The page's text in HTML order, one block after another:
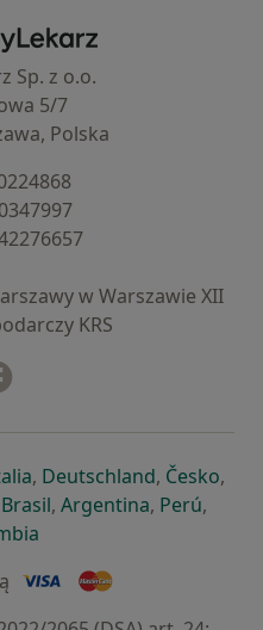
- Strona główna
Sp. z o.o.
5/7
Polska
w Warszawie XII
KRS
karcie
nowej karcie
się w nowej karcie
otwiera się w nowej
, Deutschlandotwiera się
, Česko,
karcie
się w nowej karcie
się w nowej karcie
Brasilotwiera się w nowej
, Argentinaotwiera się
, Perú,